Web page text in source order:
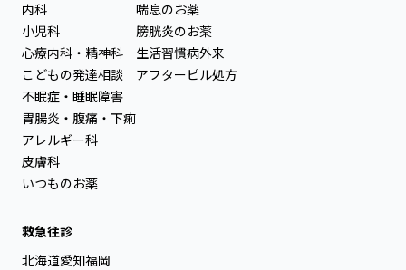
内科
小児科
心療内科・精神科
こどもの発達相談
不眠症・睡眠障害
胃腸炎・腹痛・下痢
アレルギー科
皮膚科
いつものお薬
喘息のお薬
膀胱炎のお薬
生活習慣病外来
アフターピル処方
救急往診
北海道愛知福岡